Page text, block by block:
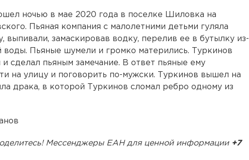
ночью в мае 2020 года в поселке Шиловка на
Пьяная компания с малолетними детьми гуляла
выпивали, замаскировав водку, перелив ее в бутылку из-
воды. Пьяные шумели и громко матерились. Туркинов
сделал пьяным замечание. В ответ пьяные ему
на улицу и поговорить по-мужски. Туркинов вышел на
драка, в которой Туркинов сломал ребро одному из
Мессенджеры ЕАН для ценной информации +7